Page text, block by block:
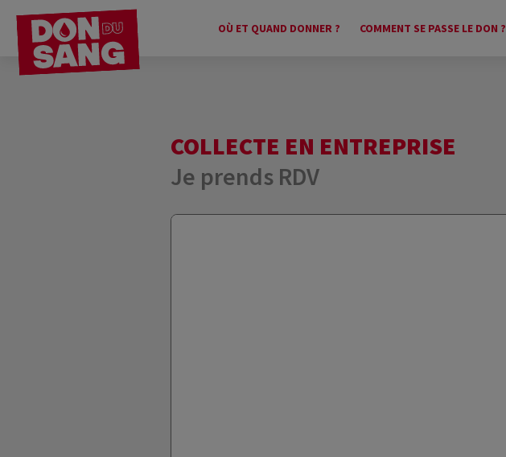
OÙ ET QUAND DONNER ? COMMENT SE PASSE LE DON ?
COLLECTE EN ENTREPRISE
Je prends RDV